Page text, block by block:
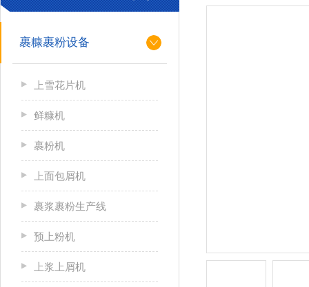
裹糠裹粉设备
上雪花片机
鲜糠机
裹粉机
上面包屑机
裹浆裹粉生产线
预上粉机
上浆上屑机